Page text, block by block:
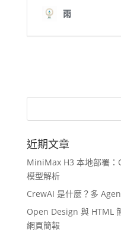
近期文章
MiniMax H3 本地部署
模型解析
CrewAI 是什麼？多
Open Design 與 HTML
網頁簡報